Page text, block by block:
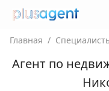
Главная /
Агент по